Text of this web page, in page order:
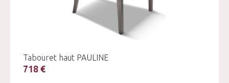
Tabouret haut PAULINE
718 €